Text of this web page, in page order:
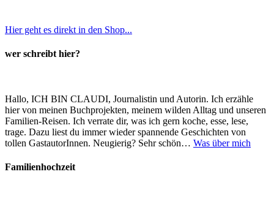
Hier geht es direkt in den Shop...
wer schreibt hier?
Hallo, ICH BIN CLAUDI, Journalistin und Autorin. Ich erzähle
hier von meinen Buchprojekten, meinem wilden Alltag und unseren
Familien-Reisen. Ich verrate dir, was ich gern koche, esse, lese,
trage. Dazu liest du immer wieder spannende Geschichten von
tollen GastautorInnen. Neugierig? Sehr schön… Was über mich
Familienhochzeit